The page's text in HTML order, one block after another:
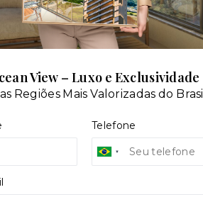
View – Luxo e Exclusividade
Regiões Mais Valorizadas do Brasil
Telefone